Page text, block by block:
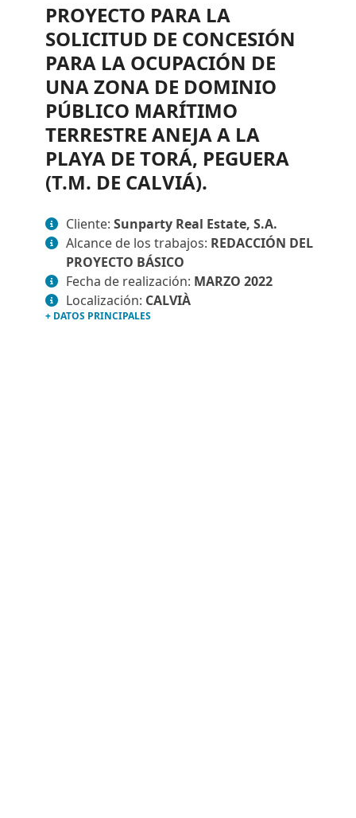
PROYECTO PARA LA
SOLICITUD DE CONCESIÓN
PARA LA OCUPACIÓN DE
UNA ZONA DE DOMINIO
PÚBLICO MARÍTIMO
TERRESTRE ANEJA A LA
PLAYA DE TORÁ, PEGUERA
(T.M. DE CALVIÁ).
Cliente:Sunparty Real Estate, S.A.
Alcance de los trabajos: REDACCIÓN DEL
PROYECTO BÁSICO
Fecha de realización: MARZO 2022
Localización: CALVIÀ
+ DATOS PRINCIPALES